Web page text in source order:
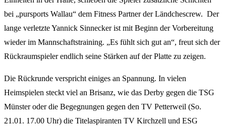
bei „pursports Wallau“ dem Fitness Partner der Ländchescrew. Der
lange verletzte Yannick Sinnecker ist mit Beginn der Vorbereitung
wieder im Mannschaftstraining. „Es fühlt sich gut an“, freut sich der
Rückraumspieler endlich seine Stärken auf der Platte zu zeigen.
Die Rückrunde verspricht einiges an Spannung. In vielen
Heimspielen steckt viel an Brisanz, wie das Derby gegen die TSG
Münster oder die Begegnungen gegen den TV Petterweil (So.
21.01. 17.00 Uhr) die Titelaspiranten TV Kirchzell und ESG